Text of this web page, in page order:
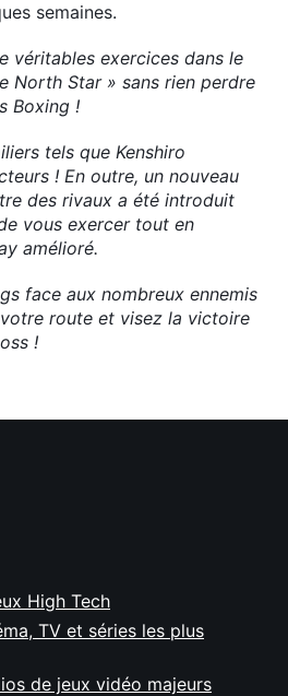
semaines.
véritables exercices dans le
North Star » sans rien perdre
Boxing !
tels que Kenshiro
! En outre, un nouveau
des rivaux a été introduit
vous exercer tout en
amélioré.
face aux nombreux ennemis
route et visez la victoire
!
High Tech
TV et séries les plus
de jeux vidéo majeurs